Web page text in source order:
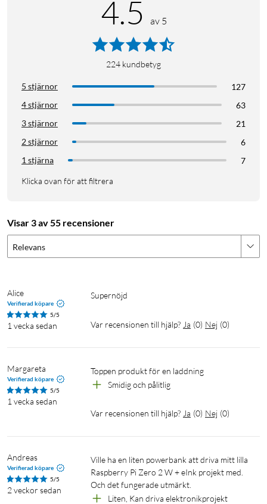
4.5 av 5
224 kundbetyg
5 stjärnor
127
4 stjärnor
63
3 stjärnor
21
2 stjärnor
6
1 stjärna
7
Klicka ovan för att filtrera
Visar 3 av 55 recensioner
Relevans
Alice
Verifierad köpare
5/5
1 vecka sedan
Supernöjd
Var recensionen till hjälp? Ja (0) Nej (0)
Margareta
Verifierad köpare
5/5
1 vecka sedan
Toppen produkt för en laddning
Smidig och pålitlig
Var recensionen till hjälp? Ja (0) Nej (0)
Andreas
Verifierad köpare
5/5
2 veckor sedan
Ville ha en liten powerbank att driva mitt lilla
Raspberry Pi Zero 2 W + eInk projekt med.
Och det fungerade utmärkt.
Liten, Kan driva elektronikprojekt